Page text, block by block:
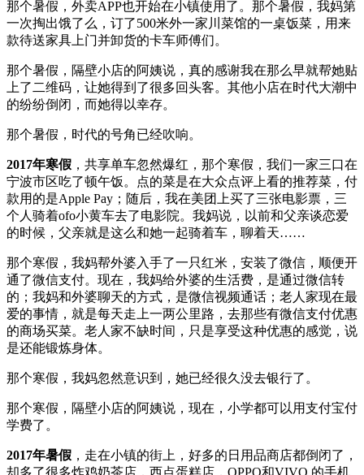
那个暑假，外卖APP也开始在小镇使用了。那个暑假，我妈第
一次掏出饿了么，订了500米外一家川菜馆的一桌饭菜，用来
款待送家具上门并卸货的卡车师傅们。
那个暑假，隔壁小店的阿姨说，真的感谢我在那么早就帮她贴
上了二维码，让她得到了很多回头客。其他小店在时代大潮中
的纷纷倒闭，而她得以幸存。
那个暑假，时代的号角已经吹响。
2017年寒假 ，共享单车忽然爆红，那个寒假，我们一家三口在
宁波市区吃了顿午饭。点的菜是在大众点评上看的推荐菜，付
款用的是Apple Pay；随后，我在美团上买了三张电影票，三
个人骑着ofo小黄车去了电影院。我妈说，以前和父亲谈恋爱
的时候，父亲就是这么和她一起骑着车，聊着天……
那个寒假，我妈帮外婆入手了一只红米，安装了微信，顺便开
通了微信支付。现在，我妈给外婆的生活费，是通过微信转
的；我妈和外婆聊天的方式，是微信视频通话；老人家现在最
爱的事情，就是每天走上一两公里路，去那些有微信支付优惠
的商场买菜。老人家不缺时间，只是享受这种优惠的感觉，说
是还能锻炼身体。
那个寒假，我妈忽然意识到，她已经很久没去银行了。
那个寒假，隔壁小店的阿姨说，现在，小学都可以用支付宝付
学费了。
2017年暑假 ，走在小镇的街上，好多的日用品商店都倒闭了，
却多了很多炸鸡奶茶店，西点蛋糕店，OPPO和VIVO 的手机